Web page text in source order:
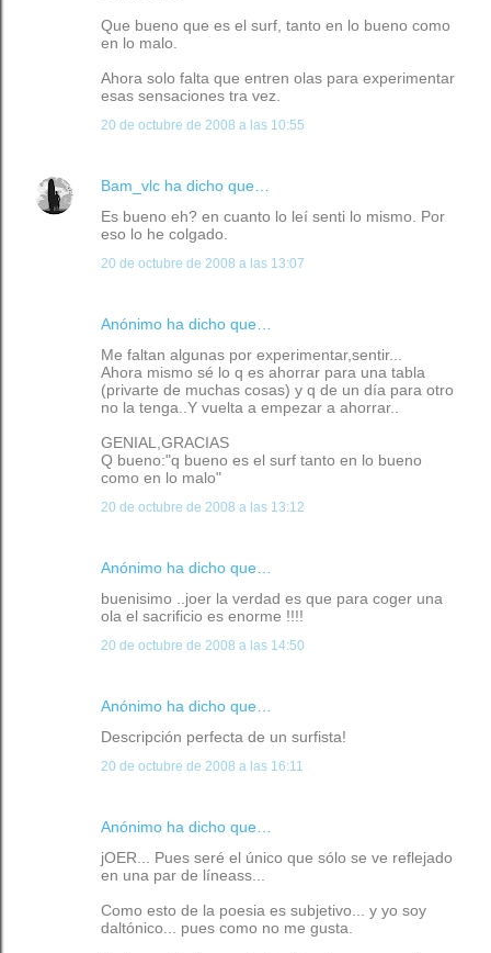
Que bueno que es el surf, tanto en lo bueno como
en lo malo.
Ahora solo falta que entren olas para experimentar
esas sensaciones tra vez.
20 de octubre de 2008 a las 10:55
Bam_vlc ha dicho que…
Es bueno eh? en cuanto lo leí senti lo mismo. Por
eso lo he colgado.
20 de octubre de 2008 a las 13:07
Anónimo ha dicho que…
Me faltan algunas por experimentar,sentir...
Ahora mismo sé lo q es ahorrar para una tabla
(privarte de muchas cosas) y q de un día para otro
no la tenga..Y vuelta a empezar a ahorrar..
GENIAL,GRACIAS
Q bueno:"q bueno es el surf tanto en lo bueno
como en lo malo"
20 de octubre de 2008 a las 13:12
Anónimo ha dicho que…
buenisimo ..joer la verdad es que para coger una
ola el sacrificio es enorme !!!!
20 de octubre de 2008 a las 14:50
Anónimo ha dicho que…
Descripción perfecta de un surfista!
20 de octubre de 2008 a las 16:11
Anónimo ha dicho que…
jOER... Pues seré el único que sólo se ve reflejado
en una par de líneass...
Como esto de la poesia es subjetivo... y yo soy
daltónico... pues como no me gusta.